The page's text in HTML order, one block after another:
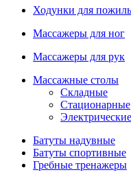
Ходунки для
Массажеры для ног
Массажеры для рук
Массажные столы
Складные
Стационарные
Электрические
Батуты надувные
Батуты спортивные
Гребные тренажеры